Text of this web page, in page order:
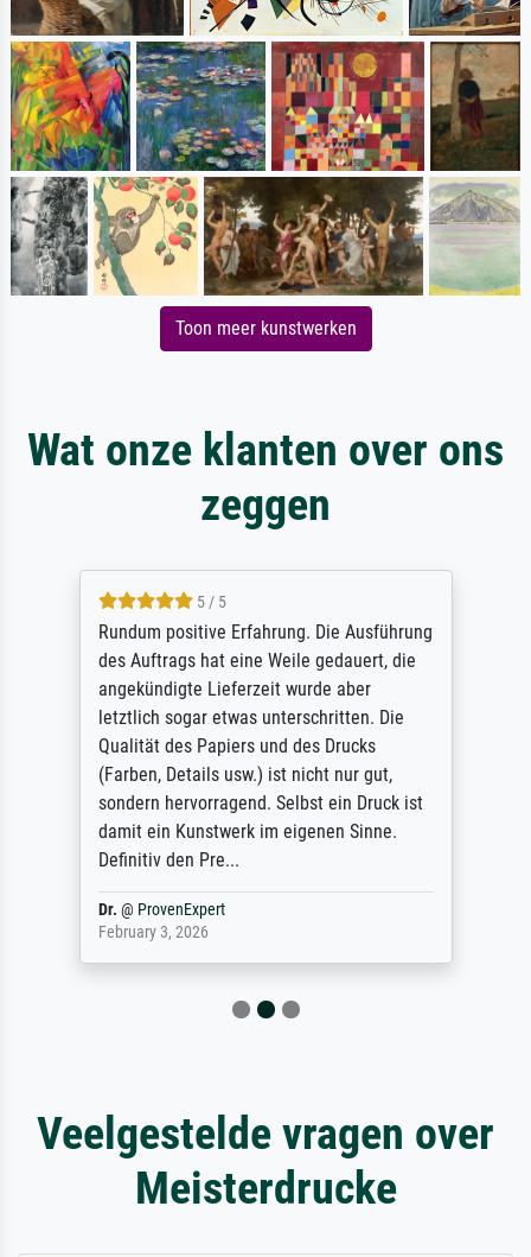
Toon meer kunstwerken
Wat onze klanten over ons
zeggen
5 / 5
Rundum positive Erfahrung. Die Ausführung
des Auftrags hat eine Weile gedauert, die
angekündigte Lieferzeit wurde aber
letztlich sogar etwas unterschritten. Die
Qualität des Papiers und des Drucks
(Farben, Details usw.) ist nicht nur gut,
sondern hervorragend. Selbst ein Druck ist
damit ein Kunstwerk im eigenen Sinne.
Definitiv den Pre...
Dr. @ ProvenExpert
February 3, 2026
Veelgestelde vragen over
Meisterdrucke